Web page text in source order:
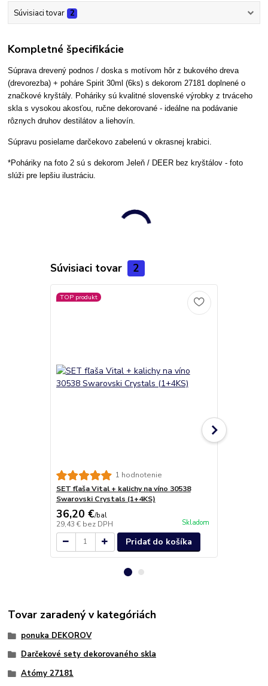
Súvisiaci tovar 2
Kompletné špecifikácie
Súprava drevený podnos / doska s motívom hôr z bukového dreva
(drevorezba) + poháre Spirit 30ml (6ks) s dekorom 27181 doplnené o
značkové kryštály. Poháriky sú kvalitné slovenské výrobky z trváceho
skla s vysokou akosťou, ručne dekorované - ideálne na podávanie
rôznych druhov destilátov a liehovín.
Súpravu posielame darčekovo zabelenú v okrasnej krabici.
*Poháriky na foto 2 sú s dekorom Jeleň / DEER bez kryštálov - foto
slúži pre lepšiu ilustráciu.
Súvisiaci tovar 2
TOP produkt
1 hodnotenie
SET fľaša Vital + kalichy na víno 30538
Swarovski Crystals (1+4KS)
36,20 €/bal
29,43 € bez DPH Skladom
Pridať do košíka
Tovar zaradený v kategóriách
ponuka DEKOROV
Darčekové sety dekorovaného skla
Atómy 27181